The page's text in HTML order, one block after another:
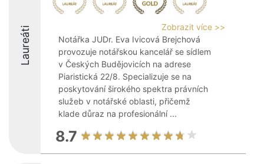
Laureáti
Zobrazit více >>
Notářka JUDr. Eva Ivicová Brejchová
provozuje notářskou kancelář se sídlem
v Českých Budějovicích na adrese
Piaristická 22/8. Specializuje se na
poskytování širokého spektra právních
služeb v notářské oblasti, přičemž
klade důraz na profesionální ...
8.7